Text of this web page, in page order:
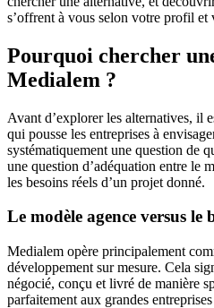
s’offrent à vous selon votre profil et
Pourquoi chercher
Medialem ?
Avant d’explorer les alternatives, il
qui pousse les entreprises à
systématiquement une question de
une question d’adéquation entre le
les besoins réels d’un projet donné.
Le modèle agence versus le
Medialem opère principalement
développement sur mesure. Cela
négocié, conçu et livré de manière
parfaitement aux grandes